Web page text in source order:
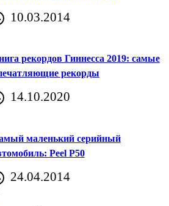
10.03.2014
рекордов Гиннесса 2019: самые
рекорды
14.10.2020
маленький серийный
Peel P50
24.04.2014